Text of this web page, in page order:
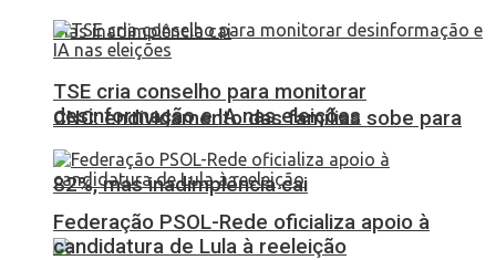
CNC: endividamento das famílias sobe para
82%, mas inadimplência cai
TSE cria conselho para monitorar
desinformação e IA nas eleições
Federação PSOL-Rede oficializa apoio à
candidatura de Lula à reeleição